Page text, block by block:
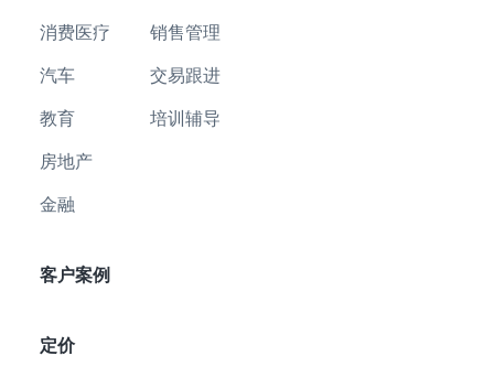
消费医疗
汽车
教育
房地产
金融
销售管理
交易跟进
培训辅导
客户案例
定价